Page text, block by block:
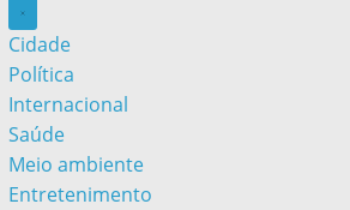
Cidade
Política
Internacional
Saúde
Meio ambiente
Entretenimento